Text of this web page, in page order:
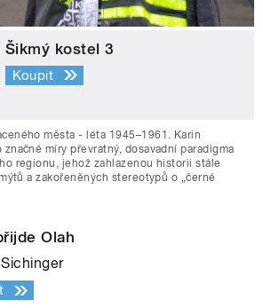
Šikmý kostel 3
Koupit
města - léta 1945–1961. Karin
značné míry převratný, dosavadní paradigma
regionu, jehož zahlazenou historii stále
a zakořeněných stereotypů o „černé
Olah